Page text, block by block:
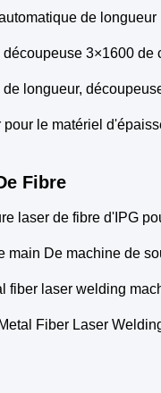
de
3×1600 de
longueur,
le matériel
Fibre
laser de fibre d'IPG
main De machine de
fiber laser welding
Fiber Laser